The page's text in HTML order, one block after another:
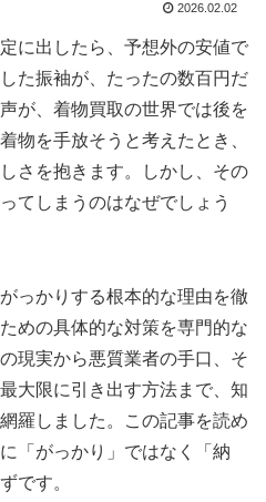
2026.02.02
に出したら、予想外の安値で
た振袖が、たったの数百円だ
が、着物買取の世界では後を
物を手放そうと考えたとき、
さを抱きます。しかし、その
てしまうのはなぜでしょう
っかりする根本的な理由を徹
めの具体的な対策を専門的な
現実から悪質業者の手口、そ
大限に引き出す方法まで、知
羅しました。この記事を読め
「がっかり」ではなく「納
です。